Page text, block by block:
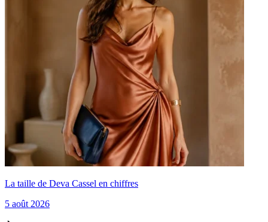
La taille de Deva Cassel en chiffres
5 août 2026